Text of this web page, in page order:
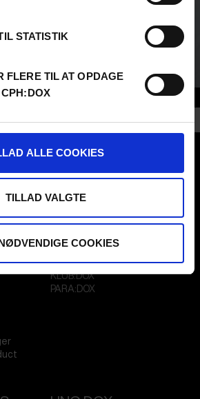
STATISTIK
FLERE TIL AT OPDAGE
CPH:DOX
ALLE COOKIES
TILLAD VALGTE
COOKIES
KLUB:DOX
PARA:DOX